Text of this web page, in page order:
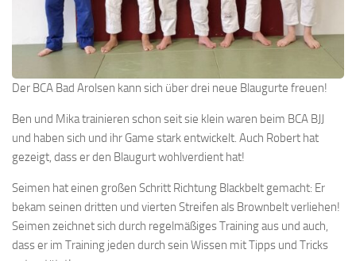
Der BCA Bad Arolsen kann sich über drei neue Blaugurte freuen!
Ben und Mika trainieren schon seit sie klein waren beim BCA BJJ
und haben sich und ihr Game stark entwickelt. Auch Robert hat
gezeigt, dass er den Blaugurt wohlverdient hat!
Seimen hat einen großen Schritt Richtung Blackbelt gemacht: Er
bekam seinen dritten und vierten Streifen als Brownbelt verliehen!
Seimen zeichnet sich durch regelmäßiges Training aus und auch,
dass er im Training jeden durch sein Wissen mit Tipps und Tricks